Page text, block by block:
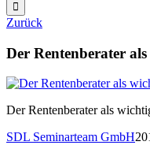
Zurück
Der Rentenberater
Der Rentenberater als
SDL Seminarteam GmbH